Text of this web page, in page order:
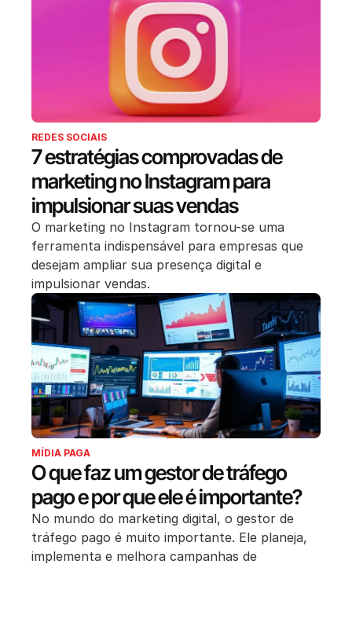
REDES SOCIAIS
7 estratégias comprovadas de
marketing no Instagram para
impulsionar suas vendas
O marketing no Instagram tornou-se uma
ferramenta indispensável para empresas que
desejam ampliar sua presença digital e
impulsionar vendas.
MÍDIA PAGA
O que faz um gestor de tráfego
pago e por que ele é importante?
No mundo do marketing digital, o gestor de
tráfego pago é muito importante. Ele planeja,
implementa e melhora campanhas de